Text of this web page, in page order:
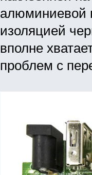
алюминиевой
изоляцией
вполне
проблем с